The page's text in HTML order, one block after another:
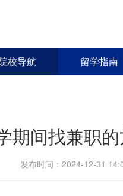
校导航 留学指南
期间找兼职
发布时间：2024-12-31